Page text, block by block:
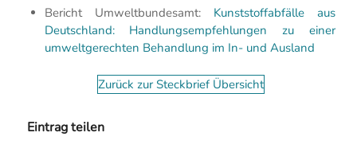
Bericht Umweltbundesamt: Kunststoffabfälle aus
Deutschland: Handlungsempfehlungen zu einer
umweltgerechten Behandlung im In- und Ausland
Zurück zur Steckbrief Übersicht
Eintrag teilen